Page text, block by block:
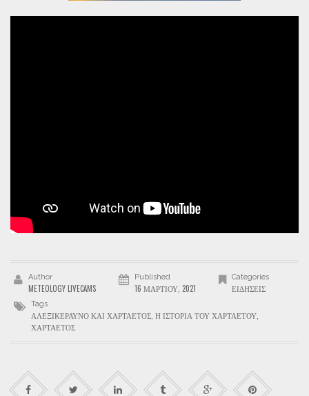
Author
METEOLOGY LIVECAMS
Published
16 ΜΑΡΤΊΟΥ, 2021
Categories
ΕΙΔΉΣΕΙΣ
Tags
ΑΛΕΞΙΚΕΡΑΥΝΟ ΚΑΙ ΧΑΡΤΑΕΤΟΣ Η ΙΣΤΟΡΙΑ ΤΟΥ ΧΑΡΤΑΕΤΟΥ
ΧΑΡΤΑΕΤΟΣ